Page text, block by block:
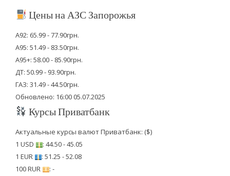
Цены на АЗС Запорожья
А92: 65.99 - 77.90грн.
А95: 51.49 - 83.50грн.
А95+: 58.00 - 85.90грн.
ДТ: 50.99 - 93.90грн.
ГАЗ: 31.49 - 44.50грн.
Обновлено: 16:00 05.07.2025
Курсы Приватбанк
Актуальные курсы валют Приватбанк: ($)
1 USD
: 44.50 - 45.05
1 EUR
: 51.25 - 52.08
100 RUR
: -